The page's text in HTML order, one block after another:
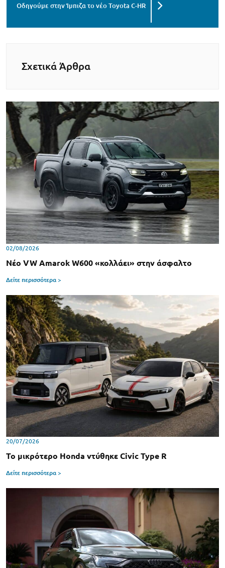
Οδηγούμε στην Ίμπιζα το νέο Toyota C-HR
Σχετικά Άρθρα
02/08/2026
Νέο VW Amarok W600 «κολλάει» στην άσφαλτο
Δείτε περισσότερα >
20/07/2026
Το μικρότερο Honda ντύθηκε Civic Type R
Δείτε περισσότερα >